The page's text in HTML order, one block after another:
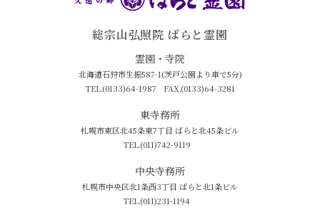
総宗山弘照院 ばらと霊園
霊園・寺院
北海道石狩市生振587-1(茨戸公園より車で5分)
TEL.(0133)64-1987
FAX.(0133)64-3281
東寺務所
札幌市東区北45条東7丁目 ばらと北45条ビル
TEL.(011)742-9119
中央寺務所
札幌市中央区北1条西3丁目 ばらと北1条ビル
TEL.(011)231-1194